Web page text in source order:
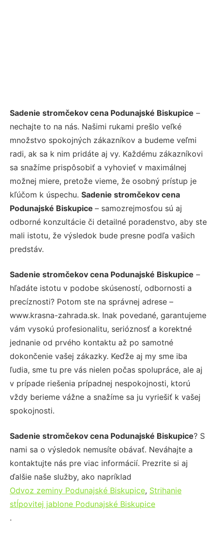
Sadenie stromčekov cena Podunajské Biskupice –
nechajte to na nás. Našimi rukami prešlo veľké
množstvo spokojných zákazníkov a budeme veľmi
radi, ak sa k nim pridáte aj vy. Každému zákazníkovi
sa snažíme prispôsobiť a vyhovieť v maximálnej
možnej miere, pretože vieme, že osobný prístup je
kľúčom k úspechu. Sadenie stromčekov cena
Podunajské Biskupice – samozrejmosťou sú aj
odborné konzultácie či detailné poradenstvo, aby ste
mali istotu, že výsledok bude presne podľa vašich
predstáv.
Sadenie stromčekov cena Podunajské Biskupice –
hľadáte istotu v podobe skúseností, odbornosti a
precíznosti? Potom ste na správnej adrese –
www.krasna-zahrada.sk. Inak povedané, garantujeme
vám vysokú profesionalitu, serióznosť a korektné
jednanie od prvého kontaktu až po samotné
dokončenie vašej zákazky. Keďže aj my sme iba
ľudia, sme tu pre vás nielen počas spolupráce, ale aj
v prípade riešenia prípadnej nespokojnosti, ktorú
vždy berieme vážne a snažíme sa ju vyriešiť k vašej
spokojnosti.
Sadenie stromčekov cena Podunajské Biskupice? S
nami sa o výsledok nemusíte obávať. Neváhajte a
kontaktujte nás pre viac informácií. Prezrite si aj
ďalšie naše služby, ako napríklad
Odvoz zeminy Podunajské Biskupice, Strihanie
stĺpovitej jablone Podunajské Biskupice
.